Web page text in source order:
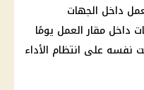
داخل الجهات
داخل مقار العمل يومًا
نفسه على انتظام الأداء